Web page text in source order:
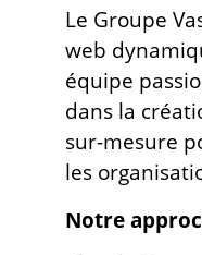
Le Groupe
web
équipe
dans la
sur-mesure
les
Notre